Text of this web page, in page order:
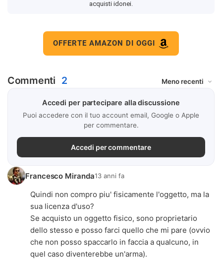
acquisti idonei.
OFFERTE AMAZON DI OGGI
Commenti 2
Accedi per partecipare alla discussione
Puoi accedere con il tuo account email, Google o Apple
per commentare.
Accedi per commentare
Francesco Miranda13 anni fa
Quindi non compro piu' fisicamente l'oggetto, ma la
sua licenza d'uso?
Se acquisto un oggetto fisico, sono proprietario
dello stesso e posso farci quello che mi pare (ovvio
che non posso spaccarlo in faccia a qualcuno, in
quel caso diventerebbe un'arma).